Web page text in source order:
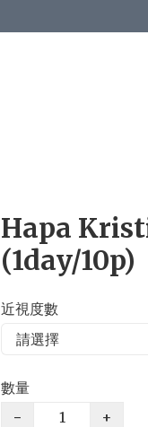
Hapa
(1day/10p)
近視度數
數量
−
+